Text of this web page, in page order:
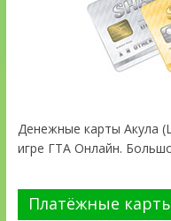
Денежные карты Акула
игре ГТА Онлайн.
Платёжные